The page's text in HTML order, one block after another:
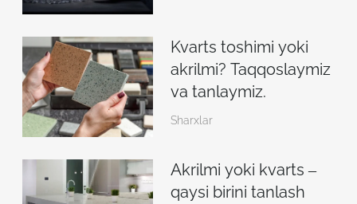
Kvarts toshimi yoki
akrilmi? Taqqoslaymiz
va tanlaymiz.
Sharxlar
Akrilmi yoki kvarts –
qaysi birini tanlash